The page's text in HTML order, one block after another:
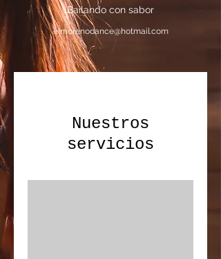
Bailando con sabor
elmorenodance@hotmail.com
Nuestros
servicios